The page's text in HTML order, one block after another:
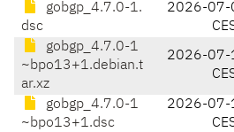
gobgp_4.7.0-1.
dsc
2026-07-
gobgp_4.7.0-1
~bpo13+1.debian.t
ar.xz
2026-07-
gobgp_4.7.0-1
~bpo13+1.dsc
2026-07-